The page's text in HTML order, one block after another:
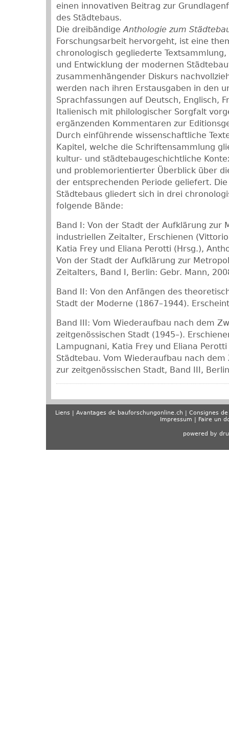
einen innovativen Beitrag zur
des Städtebaus.
Die dreibändigeAnthologie zum
Forschungsarbeit hervorgeht, ist eine
chronologisch gegliederte
und Entwicklung der modernen
zusammenhängender Diskurs
werden nach ihren Erstausgaben in den
Sprachfassungen auf Deutsch, Englisch,
Italienisch mit philologischer Sorgfalt
ergänzenden Kommentaren zur
Durch einführende wissenschaftliche
Kapitel, welche die Schriftensammlung
kultur- und städtebaugeschichtliche
und problemorientierter Überblick über
der entsprechenden Periode geliefert.
Städtebaus gliedert sich in drei
folgende Bände:
Band I: Von der Stadt der Aufklärung zur
industriellen Zeitalter, Erschienen
Katia Frey und Eliana Perotti (Hrsg.),
Von der Stadt der Aufklärung zur
Zeitalters, Band I, Berlin: Gebr. Mann,
Band II: Von den Anfängen des
Stadt der Moderne (1867–1944).
Band III: Vom Wiederaufbau nach dem
zeitgenössischen Stadt (1945–).
Lampugnani, Katia Frey und Eliana
Städtebau. Vom Wiederaufbau nach
zur zeitgenössischen Stadt, Band III,
Liens Avantages de bauforschungonline.ch
Consignes
Impressum
Faire un
powered by